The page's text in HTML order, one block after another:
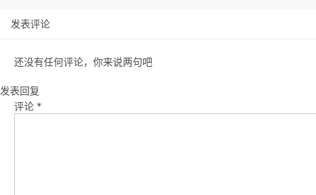
发表评论
还没有任何评论，你来说两句吧
发表回复
评论 *